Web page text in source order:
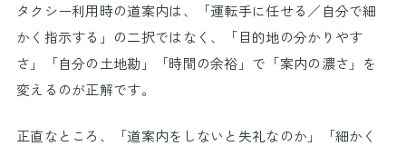
タクシー利用時の道案内は、「運転手に任せる／自分で細
かく指示する」の二択ではなく、「目的地の分かりやす
さ」「自分の土地勘」「時間の余裕」で「案内の濃さ」を
変えるのが正解です。
正直なところ、「道案内をしないと失礼なのか」「細かく